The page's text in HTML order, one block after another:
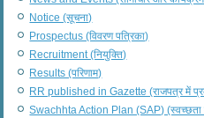
Notice (सूचना)
Prospectus (विवरण पत्रिका)
Recruitment (नियुक्ति)
Results (परिणाम)
RR published in Gazette (राजपत्र में
Swachhta Action Plan (SAP) (स्वच्छता